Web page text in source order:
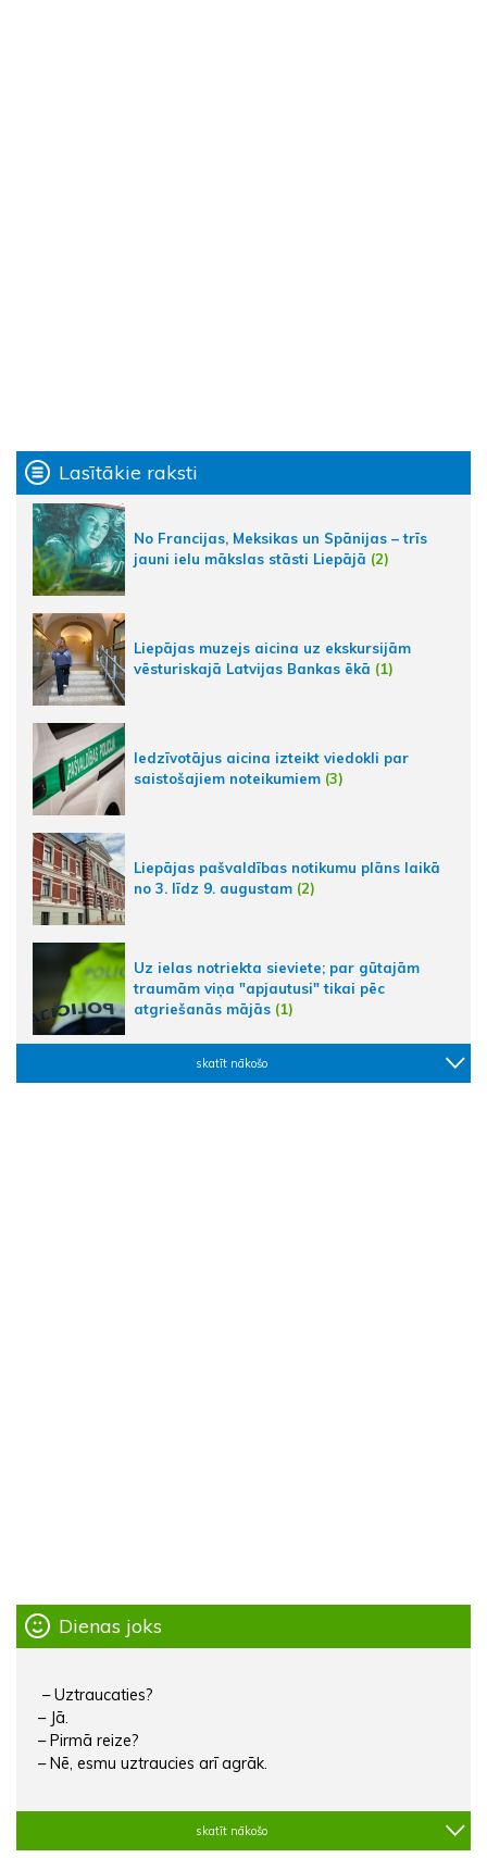
Lasītākie raksti
No Francijas, Meksikas un Spānijas – trīs
jauni ielu mākslas stāsti Liepājā (2)
Liepājas muzejs aicina uz ekskursijām
vēsturiskajā Latvijas Bankas ēkā (1)
Iedzīvotājus aicina izteikt viedokli par
saistošajiem noteikumiem (3)
Liepājas pašvaldības notikumu plāns laikā
no 3. līdz 9. augustam (2)
Uz ielas notriekta sieviete; par gūtajām
traumām viņa "apjautusi" tikai pēc
atgriešanās mājās (1)
skatīt nākošo
Dienas joks
– Uztraucaties?
– Jā.
– Pirmā reize?
– Nē, esmu uztraucies arī agrāk.
skatīt nākošo